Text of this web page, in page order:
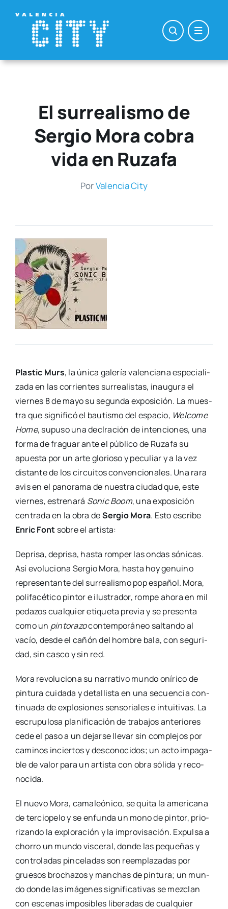
contenido
El surrealismo de
Sergio Mora cobra
vida en Ruzafa
PorValen­cia City
Plas­tic Murs, la úni­ca gale­ría valen­cia­na espe­cia­li­
za­da en las corrien­tes surrea­lis­tas, inau­gu­ra el
vier­nes 8 de mayo su segun­da expo­si­ción. La mues­
tra que sig­ni­fi­có el bau­tis­mo del espa­cio, Wel­co­me
Home, supu­so una declra­ción de inten­cio­nes, una
for­ma de fra­guar ante el públi­co de Ruza­fa su
apues­ta por un arte glo­rio­so y pecu­liar y a la vez
dis­tan­te de los cir­cui­tos con­ven­cio­na­les. Una rara
avis en el pano­ra­ma de nues­tra ciu­dad que, este
vier­nes, estre­na­rá Sonic Boom, una expo­si­ción
cen­tra­da en la obra deSer­gio Mora. Esto escri­be
Enric Font sobre el artis­ta:
Depri­sa, depri­sa, has­ta rom­per las ondas sóni­cas.
Así evo­lu­cio­na Ser­gio Mora, has­ta hoy genuino
repre­sen­tan­te del surrea­lis­mo pop espa­ñol. Mora,
poli­fa­cé­ti­co pin­tor e ilus­tra­dor, rom­pe aho­ra en mil
peda­zos cual­quier eti­que­ta pre­via y se pre­sen­ta
como un pin­to­ra­zocon­tem­po­rá­neo sal­tan­do al
vacío, des­de el cañón del hom­bre bala, con segu­ri­
dad, sin cas­co y sin red.
Mora revo­lu­cio­na su narra­ti­vo mun­do oní­ri­co de
pin­tu­ra cui­da­da y deta­llis­ta en una secuen­cia con­
ti­nua­da de explo­sio­nes sen­so­ria­les e intui­ti­vas. La
escru­pu­lo­sa pla­ni­fi­ca­ción de tra­ba­jos ante­rio­res
cede el paso a un dejar­se lle­var sin com­ple­jos por
cami­nos incier­tos y des­co­no­ci­dos; un acto impa­ga­
ble de valor para un artis­ta con obra sóli­da y reco­
no­ci­da.
El nue­vo Mora, cama­leó­ni­co, se qui­ta la ame­ri­ca­na
de ter­cio­pe­lo y se enfun­da un mono de pin­tor, prio­
ri­zan­do la explo­ra­ción y la impro­vi­sa­ción. Expul­sa a
cho­rro un mun­do vis­ce­ral, don­de las peque­ñas y
con­tro­la­das pin­ce­la­das son reem­pla­za­das por
grue­sos bro­cha­zos y man­chas de pin­tu­ra; un mun­
do don­de las imá­ge­nes sig­ni­fi­ca­ti­vas se mez­clan
con esce­nas impo­si­bles libe­ra­das de cual­quier